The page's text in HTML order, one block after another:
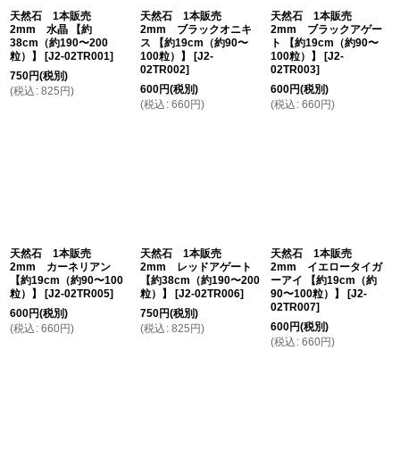
絞り込む
天然石 1本販売
2mm 水晶 【約
38cm（約190〜200
粒）】
[J2-02TR001]
750円(税別)
(税込 : 825 円)
天然石 1本販売
2mm ブラックオニキ
ス 【約19cm（約90〜
100粒）】
[J2-
02TR002]
600円(税別)
(税込 : 660円)
天然石 1本販売
2mm ブラックアゲー
ト 【約19cm（約90〜
100粒）】
[J2-
02TR003]
600円(税別)
(税込 : 660円)
天然石 1本販売
2mm カーネリアン
【約19cm（約90〜100
粒）】
[J2-02TR005]
600円(税別)
(税込 : 660円)
天然石 1本販売
2mm レッドアゲート
【約38cm（約190〜200
粒）】
[J2-02TR006]
750円(税別)
(税込 : 825 円)
天然石 1本販売
2mm イエロータイガ
ーアイ 【約19cm（約
90〜100粒）】
[J2-
02TR007]
600円(税別)
(税込 : 660円)